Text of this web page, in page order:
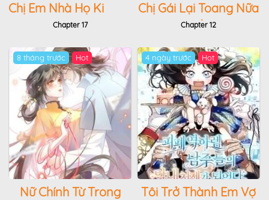
Chị Em Nhà Họ Ki
Chapter 17
Chị Gái Lại Toang Nữa
Rồi
Chapter 12
8 tháng trước Hot
Nữ Chính Từ Trong
4 ngày trước Hot
Tôi Trở Thành Em Vợ